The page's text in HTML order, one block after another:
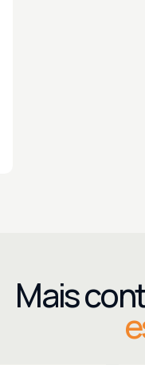
Mais